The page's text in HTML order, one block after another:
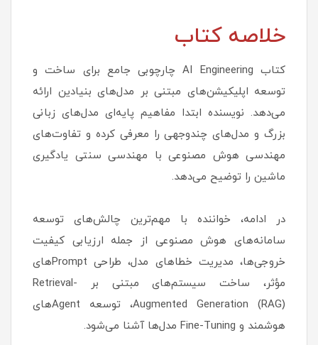
خلاصه کتاب
کتاب AI Engineering چارچوبی جامع برای ساخت و
توسعه اپلیکیشن‌های مبتنی بر مدل‌های بنیادین ارائه
می‌دهد. نویسنده ابتدا مفاهیم پایه‌ای مدل‌های زبانی
بزرگ و مدل‌های چندوجهی را معرفی کرده و تفاوت‌های
مهندسی هوش مصنوعی با مهندسی سنتی یادگیری
ماشین را توضیح می‌دهد.
در ادامه، خواننده با مهم‌ترین چالش‌های توسعه
سامانه‌های هوش مصنوعی از جمله ارزیابی کیفیت
خروجی‌ها، مدیریت خطاهای مدل، طراحی Promptهای
مؤثر، ساخت سیستم‌های مبتنی بر Retrieval-
Augmented Generation (RAG)، توسعه Agentهای
هوشمند و Fine-Tuning مدل‌ها آشنا می‌شود.